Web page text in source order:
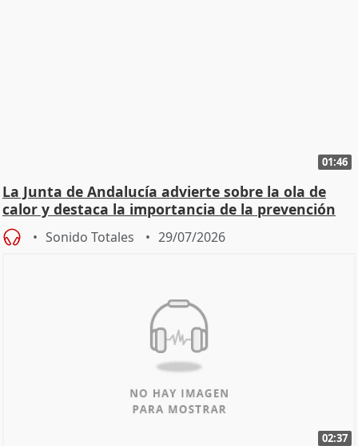
01:46
La Junta de Andalucía advierte sobre la ola de
calor y destaca la importancia de la prevención
Sonido Totales 29/07/2026
02:37